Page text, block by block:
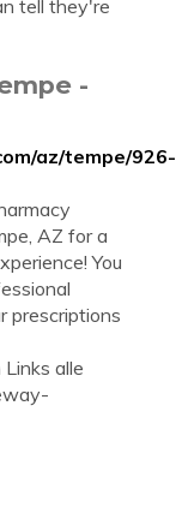
tell they're
-
az/tempe/926-
AZ for a
You
prescriptions
alle